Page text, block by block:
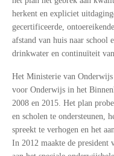
herkent en expliciet
gecertificeerde,
afstand van huis naar school
drinkwater en continuïteit
Het Ministerie van
voor Onderwijs in het
2008 en 2015. Het plan
en scholen te ondersteunen,
spreekt te verhogen en het
In 2012 maakte de president